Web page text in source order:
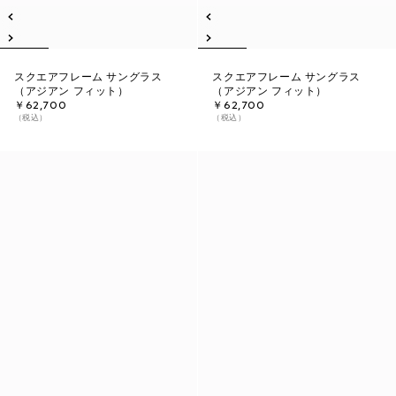
スクエアフレーム サングラス
（アジアン フィット）
￥62,700
（税込）
スクエアフレーム サングラス
（アジアン フィット）
￥62,700
（税込）